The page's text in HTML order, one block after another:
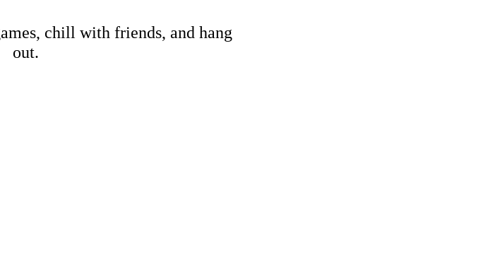
chill with friends, and hang
out.